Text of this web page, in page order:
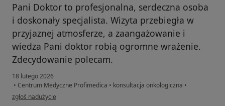
Pani Doktor to profesjonalna, serdeczna osoba
i doskonały specjalista. Wizyta przebiegła w
przyjaznej atmosferze, a zaangażowanie i
wiedza Pani doktor robią ogromne wrażenie.
Zdecydowanie polecam.
18 lutego 2026
• Centrum Medyczne Profimedica • konsultacja onkologiczna •
w opinii użytkownika Izydor P.
zgłoś nadużycie